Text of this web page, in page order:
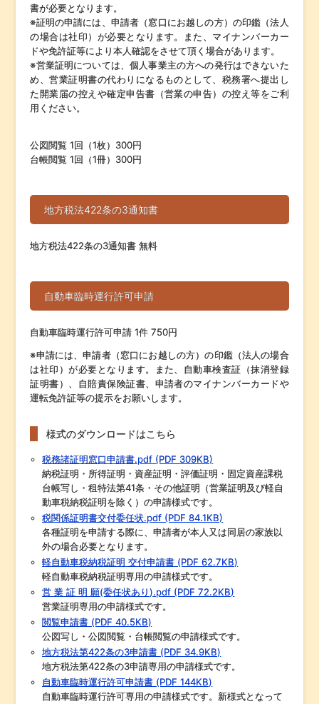
書が必要となります。
※証明の申請には、申請者（窓口にお越しの方）の印鑑（法人
の場合は社印）が必要となります。また、マイナンバーカー
ドや免許証等により本人確認をさせて頂く場合があります。
※営業証明については、個人事業主の方への発行はできないた
め、営業証明書の代わりになるものとして、税務署へ提出し
た開業届の控えや確定申告書（営業の申告）の控え等をご利
用ください。
公図閲覧 1回（1枚）300円
台帳閲覧 1回（1冊）300円
地方税法422条の3通知書
地方税法422条の3通知書 無料
自動車臨時運行許可申請
自動車臨時運行許可申請 1件 750円
※申請には、申請者（窓口にお越しの方）の印鑑（法人の場合
は社印）が必要となります。また、自動車検査証（抹消登録
証明書）、自賠責保険証書、申請者のマイナンバーカードや
運転免許証等の提示をお願いします。
様式のダウンロードはこちら
税務諸証明窓口申請書.pdf (PDF 309KB)
納税証明・所得証明・資産証明・評価証明・固定資産課税
台帳写し・租特法第41条・その他証明（営業証明及び軽自
動車税納税証明を除く）の申請様式です。
税関係証明書交付委任状.pdf (PDF 84.1KB)
各種証明を申請する際に、申請者が本人又は同居の家族以
外の場合必要となります。
軽自動車税納税証明 交付申請書 (PDF 62.7KB)
軽自動車税納税証明専用の申請様式です。
営 業 証 明 願(委任状あり).pdf (PDF 72.2KB)
営業証明専用の申請様式です。
閲覧申請書 (PDF 40.5KB)
公図写し・公図閲覧・台帳閲覧の申請様式です。
地方税法第422条の3申請書 (PDF 34.9KB)
地方税法第422条の3申請専用の申請様式です。
自動車臨時運行許可申請書 (PDF 144KB)
自動車臨時運行許可専用の申請様式です。新様式となって